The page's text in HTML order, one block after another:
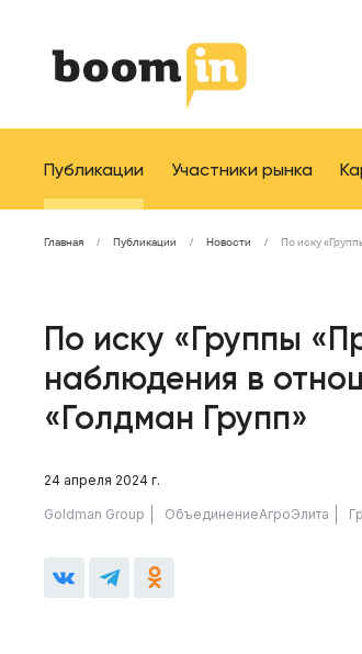
Публикации Участники рынка
Главная Публикации Новости По иску
По иску «Группы
наблюдения в
«Голдман Групп»
24 апреля 2024 г.
Goldman Group ОбъединениеАгроЭлита